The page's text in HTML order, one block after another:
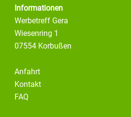
Informationen
Werbetreff Gera
Wiesenring 1
07554 Korbußen
Anfahrt
Kontakt
FAQ